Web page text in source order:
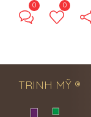
0 0
TRINH MỸ ®